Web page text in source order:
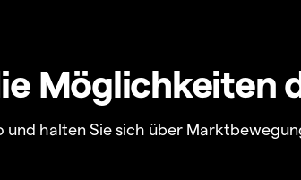
Möglichkeiten
halten Sie sich über